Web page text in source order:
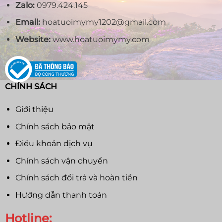
Zalo:0979.424.145
Email:hoatuoimymy1202@gmail.com
Website:www.hoatuoimymy.com
CHÍNH SÁCH
Giới thiệu
Chính sách bảo mật
Điều khoản dịch vụ
Chính sách vận chuyển
Chính sách đổi trả và hoàn tiền
Hướng dẫn thanh toán
Hotline: